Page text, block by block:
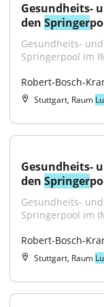
Gesundheits-
den Springer
Gesundheits-
Springerpool im
Robert-Bosch-
Stuttgart, Raum
Gesundheits-
den Springer
Gesundheits-
Springerpool im
Robert-Bosch-
Stuttgart, Raum